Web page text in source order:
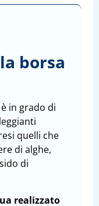
borsa
in grado di
quelli che
di alghe,
di
realizzato